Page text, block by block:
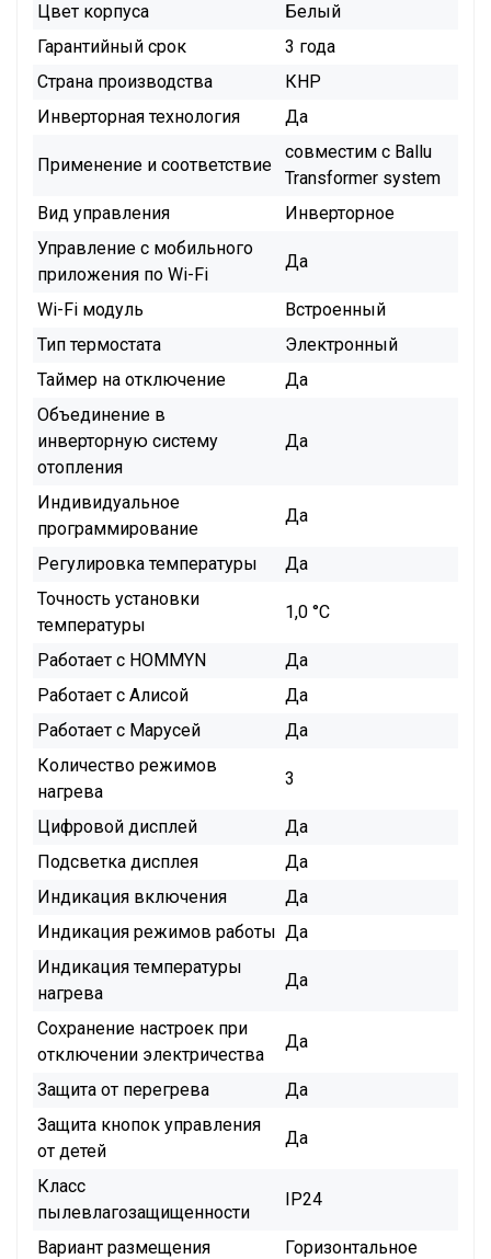
Цвет корпуса
Белый
Гарантийный срок
3 года
Страна производства
КНР
Инверторная технология
Да
Применение и соответствие
совместим с Ballu
Transformer system
Вид управления
Инверторное
Управление c мобильного
приложения по Wi-Fi
Да
Wi-Fi модуль
Встроенный
Тип термостата
Электронный
Таймер на отключение
Да
Объединение в
инверторную систему
отопления
Да
Индивидуальное
программирование
Да
Регулировка температуры
Да
Точность установки
температуры
1,0 °С
Работает с HOMMYN
Да
Работает с Алисой
Да
Работает с Марусей
Да
Количество режимов
нагрева
3
Цифровой дисплей
Да
Подсветка дисплея
Да
Индикация включения
Да
Индикация режимов работы Да
Индикация температуры
нагрева
Да
Сохранение настроек при
отключении электричества
Да
Защита от перегрева
Да
Защита кнопок управления
от детей
Да
Класс
пылевлагозащищенности
IP24
Вариант размещения Горизонтальное